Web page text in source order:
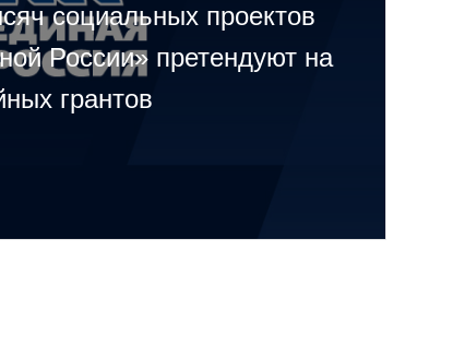
социальных проектов
России» претендуют на
грантов